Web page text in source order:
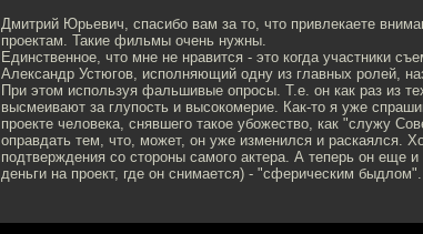
Дмитрий Юрьевич, спасибо вам за то, что привлекаете
проектам. Такие фильмы очень нужны.
Единственное, что мне не нравится - это когда участники
Александр Устюгов, исполняющий одну из главных ролей,
При этом используя фальшивые опросы. Т.е. он как раз из
высмеивают за глупость и высокомерие. Как-то я уже
проекте человека, снявшего такое убожество, как "служу
оправдать тем, что, может, он уже изменился и раскаялся.
подтверждения со стороны самого актера. А теперь он еще
деньги на проект, где он снимается) - "сферическим